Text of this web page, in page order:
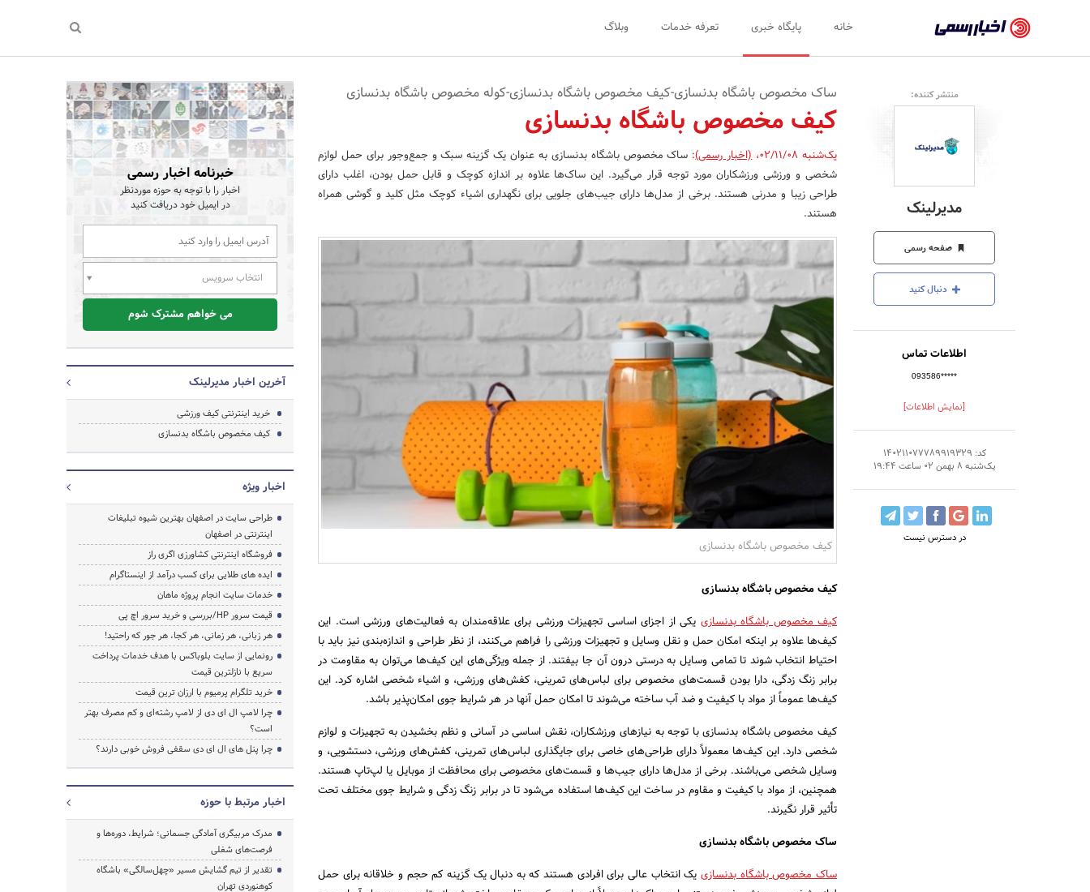
رسمی
-
اخبار
تایید
شرکت‌ها،
سازمان‌ها
و
روابط
عمومی‌ها
خانه پایگاه خبری تعرفه خدمات وبلاگ
جستجو
منتشر کننده:
مدیرلینک
صفحه رسمی
دنبال کنید
اطلاعات تماس
093586*****
[نمایش اطلاعات]
کد: 140211077789919329
یک‌شنبه 8 بهمن 02 ساعت 19:44
در دسترس نیست
ساک مخصوص باشگاه بدنسازی-کیف مخصوص باشگاه بدنسازی-کوله مخصوص باشگاه بدنسازی
کیف مخصوص باشگاه بدنسازی
یک‌شنبه 02/11/08 ،(اخبار رسمی): ساک مخصوص باشگاه بدنسازی به عنوان یک گزینه سبک و جمع‌وجور برای حمل لوازم
شخصی و ورزشی ورزشکاران مورد توجه قرار می‌گیرد. این ساک‌ها علاوه بر اندازه کوچک و قابل حمل بودن، اغلب دارای
طراحی زیبا و مدرنی هستند. برخی از مدل‌ها دارای جیب‌های جلویی برای نگهداری اشیاء کوچک مثل کلید و گوشی همراه
هستند.
کیف مخصوص باشگاه بدنسازی
کیف مخصوص باشگاه بدنسازی
کیف‌ مخصوص باشگاه بدنسازی یکی از اجزای اساسی تجهیزات ورزشی برای علاقه‌مندان به فعالیت‌های ورزشی است. این
کیف‌ها علاوه بر اینکه امکان حمل و نقل وسایل و تجهیزات ورزشی را فراهم می‌کنند، از نظر طراحی و اندازه‌بندی نیز باید با
احتیاط انتخاب شوند تا تمامی وسایل به درستی درون آن جا بیفتند. از جمله ویژگی‌های این کیف‌ها می‌توان به مقاومت در
برابر زنگ زدگی، دارا بودن قسمت‌های مخصوص برای لباس‌های تمرینی، کفش‌های ورزشی، و اشیاء شخصی اشاره کرد. این
کیف‌ها عموماً از مواد با کیفیت و ضد آب ساخته می‌شوند تا امکان حمل آنها در هر شرایط جوی امکان‌پذیر باشد.
کیف مخصوص باشگاه بدنسازی با توجه به نیازهای ورزشکاران، نقش اساسی در آسانی و نظم بخشیدن به تجهیزات و لوازم
شخصی دارد. این کیف‌ها معمولاً دارای طراحی‌های خاصی برای جایگذاری لباس‌های تمرینی، کفش‌های ورزشی، دستشویی، و
وسایل شخصی می‌باشند. برخی از مدل‌ها دارای جیب‌ها و قسمت‌های مخصوصی برای محافظت از موبایل یا لپ‌تاپ هستند.
همچنین، از مواد با کیفیت و مقاوم در ساخت این کیف‌ها استفاده می‌شود تا در برابر زنگ زدگی و شرایط جوی مختلف تحت
تأثیر قرار نگیرند.
ساک مخصوص باشگاه بدنسازی
ساک‌ مخصوص باشگاه بدنسازییک انتخاب عالی برای افرادی هستند که به دنبال یک گزینه کم حجم و خلاقانه برای حمل
خبرنامه اخبار رسمی
اخبار را با توجه به حوزه موردنظر
در ایمیل خود دریافت کنید
انتخاب سرویس
می خواهم مشترک شوم
آخرین اخبار مدیرلینک
خرید اینترنتی کیف ورزشی
کیف مخصوص باشگاه بدنسازی
اخبار ویژه
طراحی سایت در اصفهان بهترین شیوه تبلیغات
اینترنتی در اصفهان
فروشگاه اینترنتی کشاورزی اگری راز
ایده های طلایی برای کسب درآمد از اینستاگرام
خدمات سایت انجام پروژه ماهان
قیمت سرور HP/بررسی و خرید سرور اچ پی
هر زبانی، هر زمانی، هر کجا، هر جور که راحتید!
رونمایی از سایت بلوباکس با هدف خدمات پرداخت
سریع با نازلترین قیمت
خرید تلگرام پرمیوم با ارزان ترین قیمت
چرا لامپ ال ای دی از لامپ رشته‌ای و کم مصرف بهتر
است؟
چرا پنل های ال ای دی سقفی فروش خوبی دارند؟
اخبار مرتبط با حوزه
مدرک مربیگری آمادگی جسمانی؛ شرایط، دوره‌ها و
فرصت‌های شغلی
تقدیر از تیم گشایش مسیر «چهل‌سالگی» باشگاه
کوهنوردی تهران